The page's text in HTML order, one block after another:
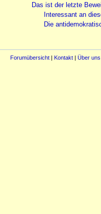
Das ist der letzte
Interessant an
Die
Forumübersicht | Kontakt | Über uns